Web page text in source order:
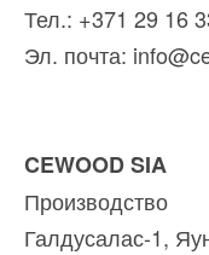
Тел.: +371 29 16
Эл. почта:
CEWOOD SIA
Производство
Галдусалас-1,